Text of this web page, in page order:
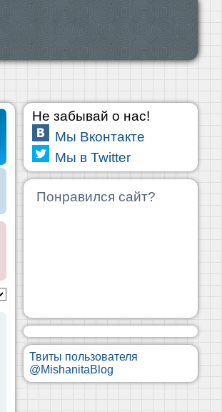
Не забывай о нас!
Мы Вконтакте
Мы в Twitter
Понравился сайт?
Твиты пользователя
@MishanitaBlog